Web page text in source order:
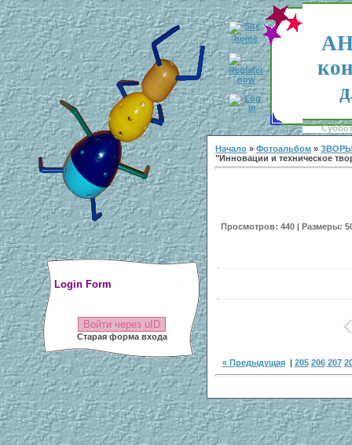
Login Form
Войти через uID
Старая форма входа
Начало » Фотоальбом »
"Инновации и техническое
Просмотров: 440 | Размеры:
« Предыдущая| 205 206 207